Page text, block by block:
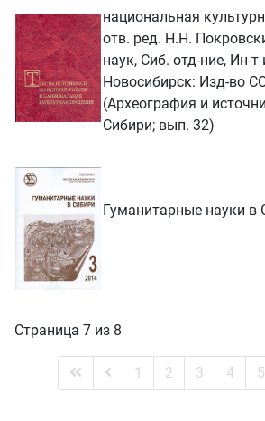
национальная
отв. ред. Н.Н.
наук, Сиб. отд-ние, Ин-т
Новосибирск: Изд-во
(Археография и
Сибири; вып. 32)
Гуманитарные науки в
Страница 7 из 8
1 2 3 4 5